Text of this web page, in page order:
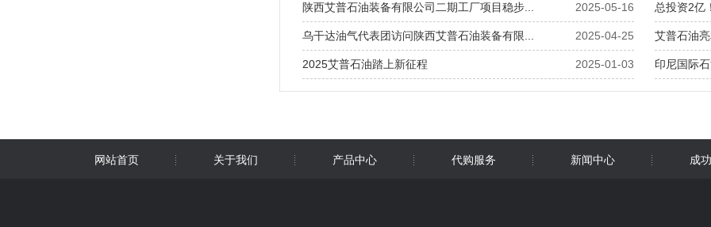
2025-05-16
陕西艾普石油装备有限公司二期工厂项目稳步... 总投资2亿
2025-04-25
乌干达油气代表团访问陕西艾普石油装备有限... 艾普石油
2025-01-03
2025艾普石油踏上新征程 印尼国际
网站首页 关于我们 产品中心 代购服务 新闻中心 成